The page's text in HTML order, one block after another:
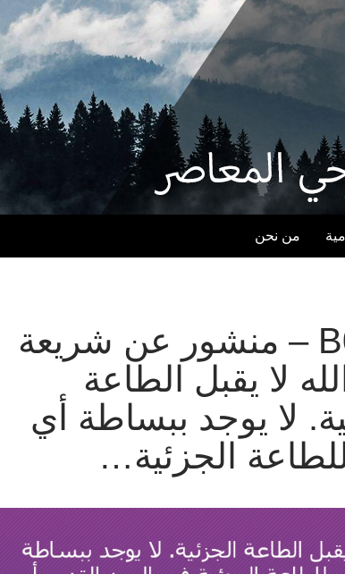
من نحن
B0391 – منشور عن شريعة
لا يقبل الطاعة
لا يوجد ببساطة أي
الجزئية…